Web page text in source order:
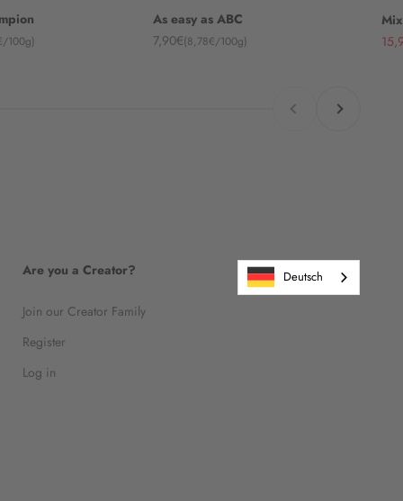
100g)
As easy as ABC
Angebot
7,90€(8,78€/100g)
Are you a Creator?
Join our Creator Family
Register
Log in
Deutsch